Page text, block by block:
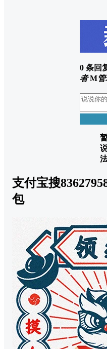
0 条回
者 M
支付宝搜
包